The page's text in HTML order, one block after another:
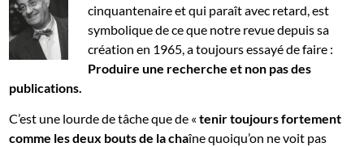
cinquantenaire et qui paraît avec retard, est
symbolique de ce que notre revue depuis sa
création en 1965, a toujours essayé de faire :
Produire une recherche et non pas des
publications.
C’est une lourde de tâche que de «tenir toujours fortement
comme les deux bouts de la chaîne quoiqu’on ne voit pas